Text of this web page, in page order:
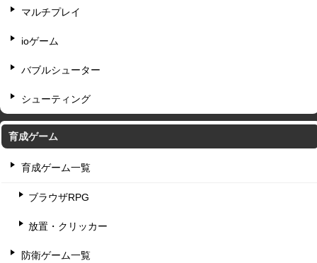
マルチプレイ
ioゲーム
バブルシューター
シューティング
育成ゲーム
育成ゲーム一覧
ブラウザRPG
放置・クリッカー
防衛ゲーム一覧